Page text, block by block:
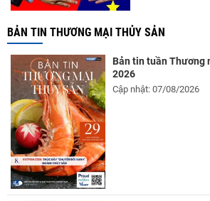
BẢN TIN THƯƠNG MẠI THỦY SẢN
Bản tin tuần Thương
2026
Cập nhật: 07/08/2026